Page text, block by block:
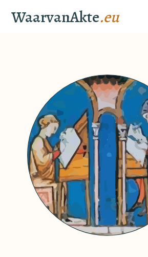
WaarvanAkte.eu